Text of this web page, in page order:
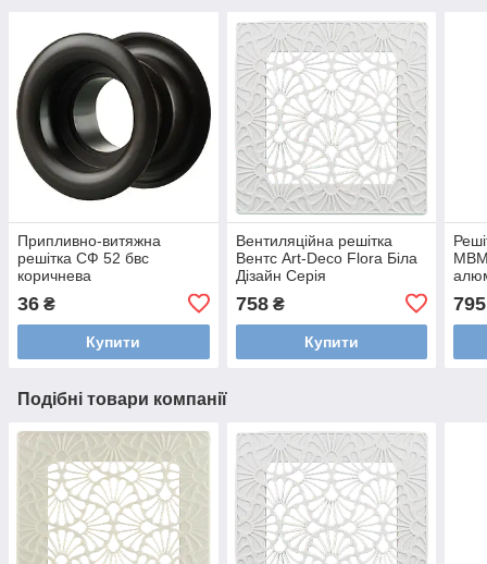
Припливно-витяжна
решітка СФ 52 бвс
коричнева
36 ₴
Купити
Вентиляційна решітка
Вентс Art-Deco Flora Біла
Дізайн Серія
758₴
Купити
795
Подібні товари компанії